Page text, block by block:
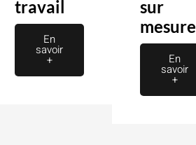
travail
En
savoir
+
sur
mesure
En
savoir
+